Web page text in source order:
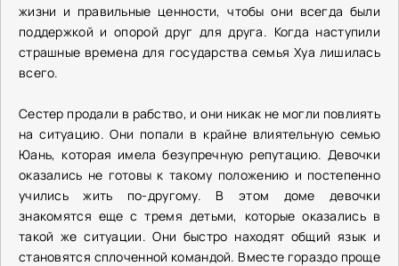
жизни и правильные ценности, чтобы они всегда были
поддержкой и опорой друг для друга. Когда наступили
страшные времена для государства семья Хуа лишилась
всего.
Сестер продали в рабство, и они никак не могли повлиять
на ситуацию. Они попали в крайне влиятельную семью
Юань, которая имела безупречную репутацию. Девочки
оказались не готовы к такому положению и постепенно
учились жить по-другому. В этом доме девочки
знакомятся еще с тремя детьми, которые оказались в
такой же ситуации. Они быстро находят общий язык и
становятся сплоченной командой. Вместе гораздо проще